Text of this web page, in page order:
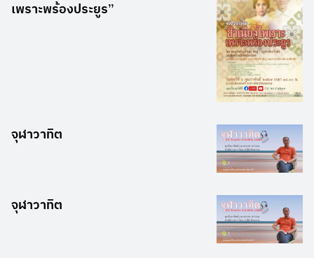
เพราะพร้องประยูร”
จุฬาวาทิต
จุฬาวาทิต